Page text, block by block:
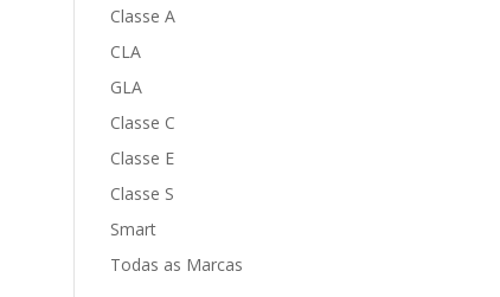
Classe A
CLA
GLA
Classe C
Classe E
Classe S
Smart
Todas as Marcas